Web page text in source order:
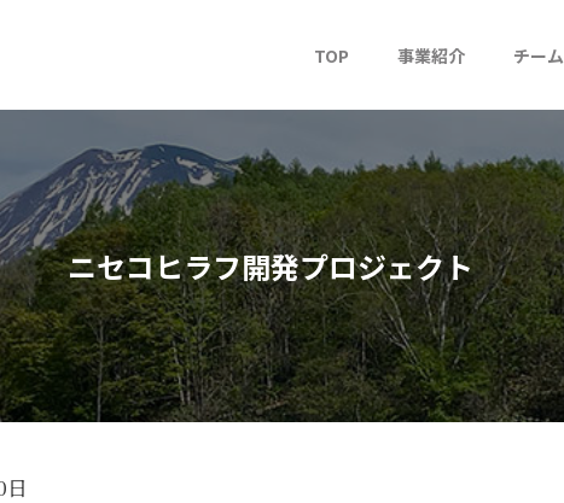
TOP 事業紹介 チーム
ニセコヒラフ開発プロジェクト